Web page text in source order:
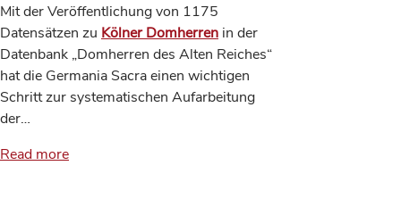
Mit der Veröffentlichung von 1175
Datensätzen zu Kölner Domherren in der
Datenbank „Domherren des Alten Reiches“
hat die Germania Sacra einen wichtigen
Schritt zur systematischen Aufarbeitung
der…
Read more